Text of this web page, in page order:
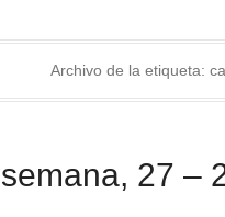
Archivo de la etiqueta:
27 –